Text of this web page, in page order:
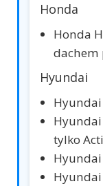
Honda
Honda
dachem
Hyundai
tylko